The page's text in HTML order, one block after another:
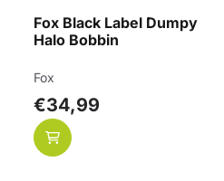
Fox Black Label Dumpy
Halo Bobbin
Merk:
Fox
Prijs: 34,99
€34,99